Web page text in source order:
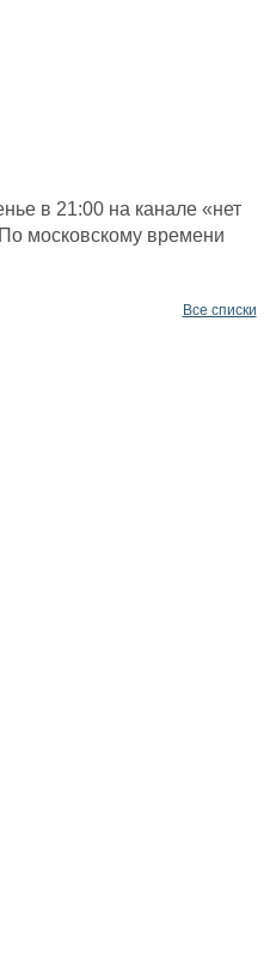
в 21:00 на канале «нет
московскому времени
Все списки